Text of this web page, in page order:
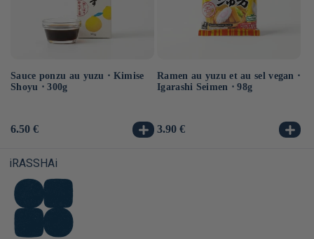
Sauce ponzu au yuzu ⋅ Kimise
Shoyu ⋅ 300g
Prix
6.50 €
Ramen au yuzu et au sel vegan ⋅
Igarashi Seimen ⋅ 98g
Prix
3.90 €
iRASSHAi